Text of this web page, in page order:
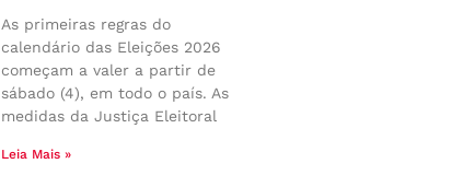
As primeiras regras do
calendário das Eleições 2026
começam a valer a partir de
sábado (4), em todo o país. As
medidas da Justiça Eleitoral
Leia Mais »